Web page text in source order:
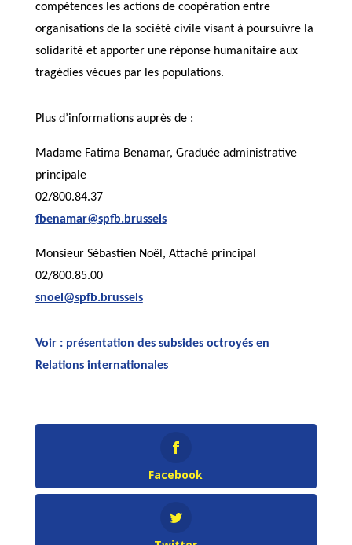
compétences les actions de coopération entre
organisations de la société civile visant à poursuivre la
solidarité et apporter une réponse humanitaire aux
tragédies vécues par les populations.
Plus d’informations auprès de :
Madame Fatima Benamar, Graduée administrative
principale
02/800.84.37
fbenamar@spfb.brussels
Monsieur Sébastien Noël, Attaché principal
02/800.85.00
snoel@spfb.brussels
Voir : présentation des subsides octroyés en
Relations internationales
Facebook